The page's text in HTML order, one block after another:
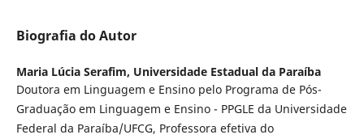
Biografia do Autor
Maria Lúcia Serafim, Universidade Estadual da Paraíba
Doutora em Linguagem e Ensino pelo Programa de Pós-
Graduação em Linguagem e Ensino - PPGLE da Universidade
Federal da Paraíba/UFCG, Professora efetiva do